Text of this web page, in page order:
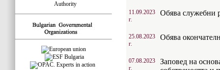
Authority
11.09.2023
г.
Обява служебни
25.08.2023
г.
Обява
07.08.2023
г.
Заповед на